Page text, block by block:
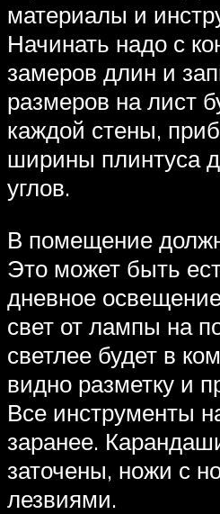
материалы и
Начинать надо с
замеров длин и
размеров на лист
каждой стены,
ширины плинтуса
углов.
В помещение
Это может быть
дневное
свет от лампы на
светлее будет в
видно разметку и
Все инструменты
заранее.
заточены, ножи с
лезвиями.